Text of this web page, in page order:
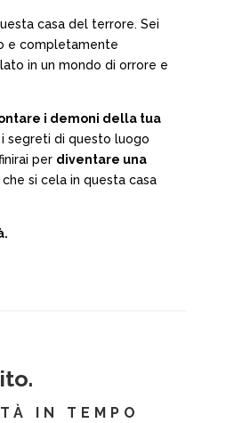
casa del terrore. Sei
e completamente
in un mondo di orrore e
i demoni della tua
segreti di questo luogo
per diventare una
si cela in questa casa
IN TEMPO